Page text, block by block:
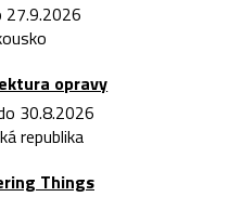
27.9.2026
opravy
30.8.2026
republika
Things